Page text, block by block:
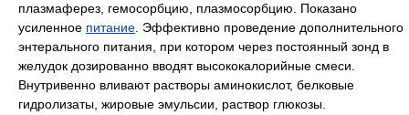
плазмаферез, гемосорбцию, плазмосорбцию. Показано
усиленное питание . Эффективно проведение дополнительного
энтерального питания, при котором через постоянный зонд в
желудок дозированно вводят высококалорийные смеси.
Внутривенно вливают растворы аминокислот, белковые
гидролизаты, жировые эмульсии, раствор глюкозы.